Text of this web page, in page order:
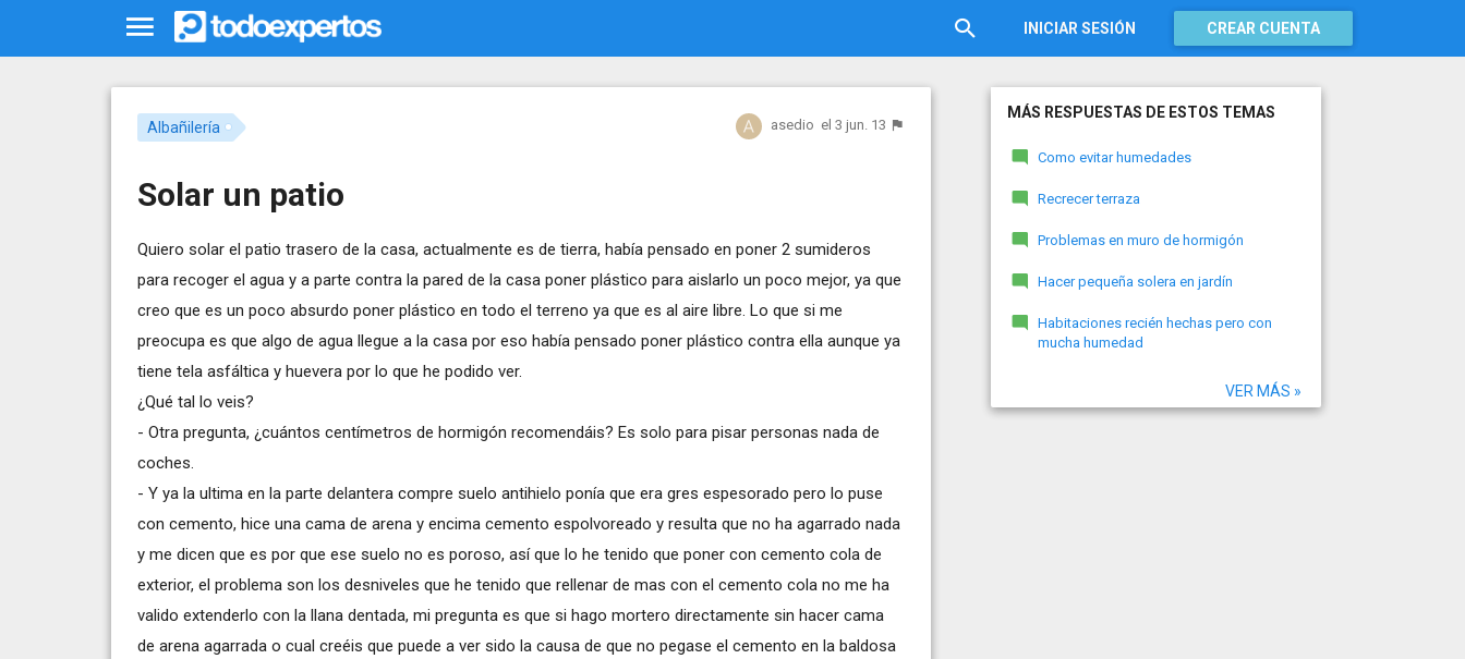
INICIAR SESIÓN CREAR CUENTA
Albañilería asedio el 3 jun. 13
Solar un patio
Quiero solar el patio trasero de la casa, actualmente es de tierra, había pensado en poner 2 sumideros
para recoger el agua y a parte contra la pared de la casa poner plástico para aislarlo un poco mejor, ya que
creo que es un poco absurdo poner plástico en todo el terreno ya que es al aire libre. Lo que si me
preocupa es que algo de agua llegue a la casa por eso había pensado poner plástico contra ella aunque ya
tiene tela asfáltica y huevera por lo que he podido ver.
¿Qué tal lo veis?
- Otra pregunta, ¿cuántos centímetros de hormigón recomendáis? Es solo para pisar personas nada de
coches.
- Y ya la ultima en la parte delantera compre suelo antihielo ponía que era gres espesorado pero lo puse
con cemento, hice una cama de arena y encima cemento espolvoreado y resulta que no ha agarrado nada
y me dicen que es por que ese suelo no es poroso, así que lo he tenido que poner con cemento cola de
exterior, el problema son los desniveles que he tenido que rellenar de mas con el cemento cola no me ha
valido extenderlo con la llana dentada, mi pregunta es que si hago mortero directamente sin hacer cama
de arena agarrada o cual creéis que puede a ver sido la causa de que no pegase el cemento en la baldosa
MÁS RESPUESTAS DE ESTOS TEMAS
Como evitar humedades
Recrecer terraza
Problemas en muro de hormigón
Hacer pequeña solera en jardín
Habitaciones recién hechas pero con
mucha humedad
VER MÁS »